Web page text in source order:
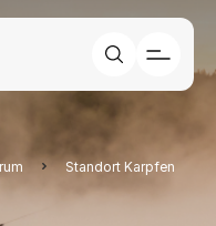
Standort Karpfen